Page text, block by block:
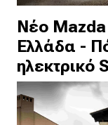
Νέο
Ελλάδα -
ηλεκτρικό